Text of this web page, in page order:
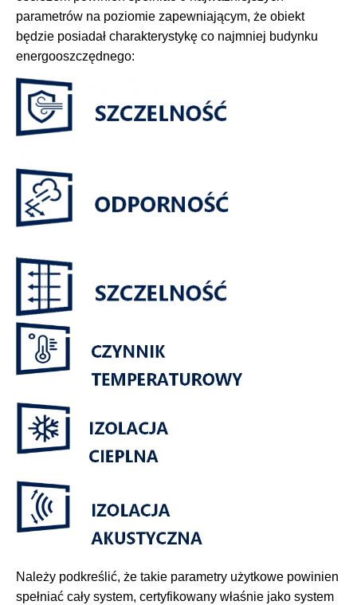
parametrów na poziomie zapewniającym, że obiekt
będzie posiadał charakterystykę co najmniej budynku
energooszczędnego:
Należy podkreślić, że takie parametry użytkowe powinien
spełniać cały system, certyfikowany właśnie jako system